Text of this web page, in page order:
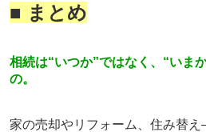
■ まとめ
相続は“いつか”ではなく、“いま
の。
家の売却やリフォーム、住み替